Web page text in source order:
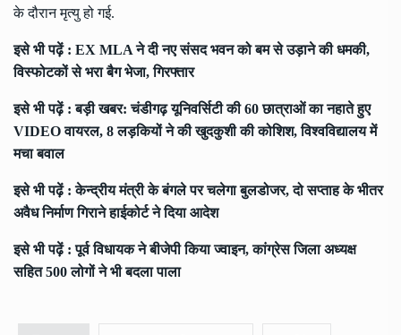
के दौरान मृत्यु हो गई.
इसे भी पढ़ें : EX MLA ने दी नए संसद भवन को बम से उड़ाने की धमकी,
विस्फोटकों से भरा बैग भेजा, गिरफ्तार
इसे भी पढ़ें :बड़ी खबर: चंडीगढ़ यूनिवर्सिटी की 60 छात्राओं का नहाते हुए
VIDEO वायरल, 8 लड़कियों ने की खुदकुशी की कोशिश, विश्वविद्यालय में
मचा बवाल
इसे भी पढ़ें :केन्द्रीय मंत्री के बंगले पर चलेगा बुलडोजर, दो सप्ताह के भीतर
अवैध निर्माण गिराने हाईकोर्ट ने दिया आदेश
इसे भी पढ़ें :पूर्व विधायक ने बीजेपी किया ज्वाइन, कांग्रेस जिला अध्यक्ष
सहित 500 लोगों ने भी बदला पाला